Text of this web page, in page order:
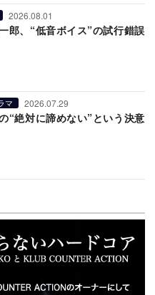
2026.08.01
郎、“低音ボイス”の試行錯誤
マ 2026.07.29
“絶対に諦めない”という決意